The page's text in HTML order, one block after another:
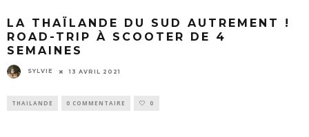
LA THAÏLANDE DU SUD AUTREMENT !
ROAD-TRIP À SCOOTER DE 4
SEMAINES
SYLVIE 13 AVRIL 2021
THAILANDE 0 COMMENTAIRE 0